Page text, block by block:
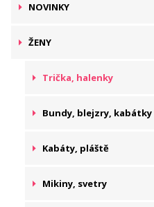
NOVINKY
ŽENY
Trička, halenky
Bundy, blejzry, kabátky
Kabáty, pláště
Mikiny, svetry